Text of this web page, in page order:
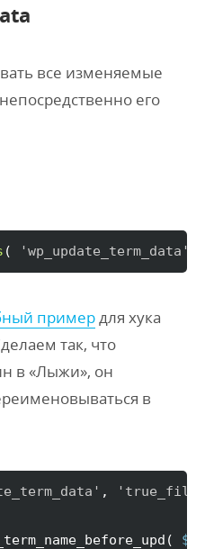
все изменяемые
его
( 'wp_update_term_data'
примердля хука
так, что
в «Лыжи», он
в
,
(